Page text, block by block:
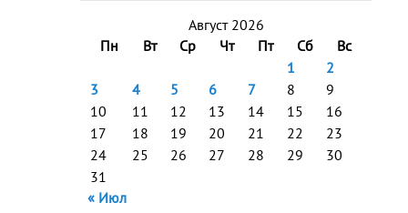
Август 2026
Пн
Вт Ср Чт Пт Сб
Вс
1
2
3
4 5 6 7 8
9
10
11 12 13 14 15
16
17
18 19 20 21 22
23
24
25 26 27 28 29
30
31
« Июл